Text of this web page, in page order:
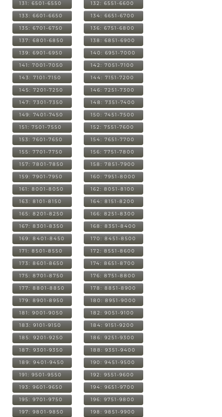
131: 6501-6550 132: 6551-6600
133: 6601-6650 134: 6651-6700
135: 6701-6750 136: 6751-6800
137: 6801-6850 138: 6851-6900
139: 6901-6950 140: 6951-7000
141: 7001-7050 142: 7051-7100
143: 7101-7150 144: 7151-7200
145: 7201-7250 146: 7251-7300
147: 7301-7350 148: 7351-7400
149: 7401-7450 150: 7451-7500
151: 7501-7550 152: 7551-7600
153: 7601-7650 154: 7651-7700
155: 7701-7750 156: 7751-7800
157: 7801-7850 158: 7851-7900
159: 7901-7950 160: 7951-8000
161: 8001-8050 162: 8051-8100
163: 8101-8150 164: 8151-8200
165: 8201-8250 166: 8251-8300
167: 8301-8350 168: 8351-8400
169: 8401-8450 170: 8451-8500
171: 8501-8550 172: 8551-8600
173: 8601-8650 174: 8651-8700
175: 8701-8750 176: 8751-8800
177: 8801-8850 178: 8851-8900
179: 8901-8950 180: 8951-9000
181: 9001-9050 182: 9051-9100
183: 9101-9150 184: 9151-9200
185: 9201-9250 186: 9251-9300
187: 9301-9350 188: 9351-9400
189: 9401-9450 190: 9451-9500
191: 9501-9550 192: 9551-9600
193: 9601-9650 194: 9651-9700
195: 9701-9750 196: 9751-9800
197: 9801-9850 198: 9851-9900